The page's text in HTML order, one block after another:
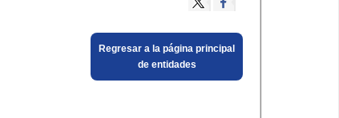
​Regresar a la página principal
de entidades​